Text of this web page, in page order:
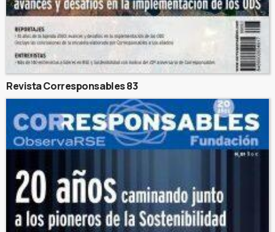
Revista Corresponsables 83